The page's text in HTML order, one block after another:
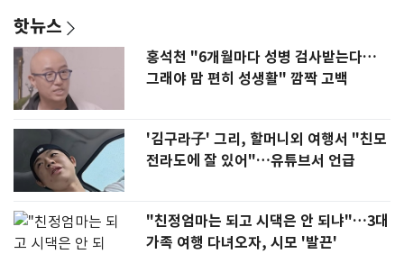
핫뉴스
홍석천 "6개월마다 성병 검사받는다…
그래야 맘 편히 성생활" 깜짝 고백
'김구라子' 그리, 할머니외 여행서 "친모
전라도에 잘 있어"…유튜브서 언급
"친정엄마는 되고 시댁은 안 되냐"…3대
가족 여행 다녀오자, 시모 '발끈'